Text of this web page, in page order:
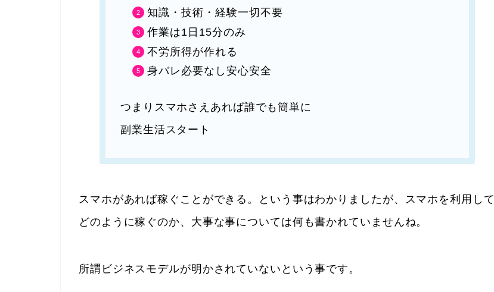
知識・技術・経験一切不要
作業は1日15分のみ
不労所得が作れる
身バレ必要なし安心安全
つまりスマホさえあれば誰でも簡単に
副業生活スタート
スマホがあれば稼ぐことができる。という事はわかりましたが、スマホを利用して
どのように稼ぐのか、大事な事については何も書かれていませんね。
所謂ビジネスモデルが明かされていないという事です。